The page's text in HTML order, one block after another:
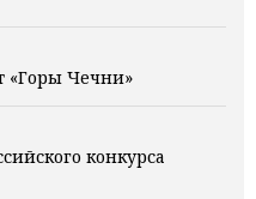
«Горы Чечни»
конкурса